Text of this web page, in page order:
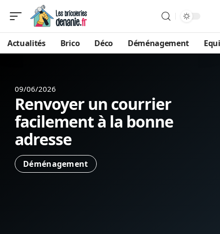
Actualités Brico Déco Déménagement
09/06/2026
Renvoyer un courrier
facilement à la bonne
adresse
Déménagement